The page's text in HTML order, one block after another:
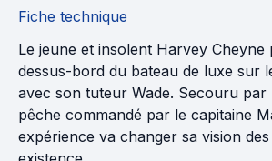
Fiche technique
Le jeune et insolent Harvey Cheyne
dessus-bord du bateau de luxe sur
avec son tuteur Wade. Secouru par
pêche commandé par le capitaine
expérience va changer sa vision